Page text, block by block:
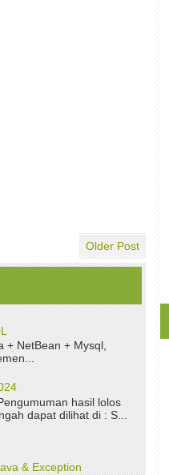
Older Post
+ NetBean + Mysql,
hasil lolos
dapat dilihat di : S...
& Exception